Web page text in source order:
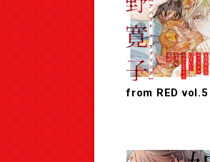
from RED vol.5